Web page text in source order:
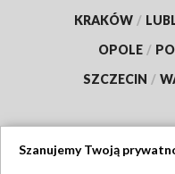
KRAKÓW /
OPOLE /
SZCZECIN /
Szanujemy Twoją